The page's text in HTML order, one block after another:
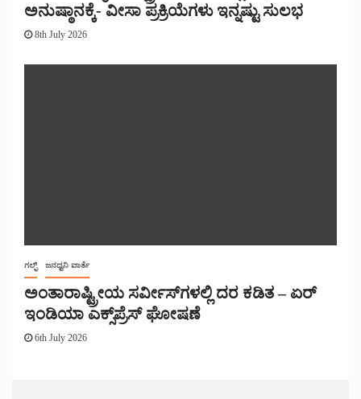
ಅನುಷ್ಠಾನಕ್ಕೆ- ವೀಸಾ ಪ್ರಕ್ರಿಯೆಗಳು ಇನ್ನಷ್ಟು ಸುಲಭ
8th July 2026
ಗಲ್ಫ್ ಜನಧ್ವನಿ ವಾರ್ತೆ
ಅಂತಾರಾಷ್ಟ್ರೀಯ ಸರ್ವೀಸ್‌ಗಳಲ್ಲಿ ದರ ಕಡಿತ – ಏರ್
ಇಂಡಿಯಾ ಎಕ್ಸ್‌ಪ್ರೆಸ್ ಘೋಷಣೆ
6th July 2026